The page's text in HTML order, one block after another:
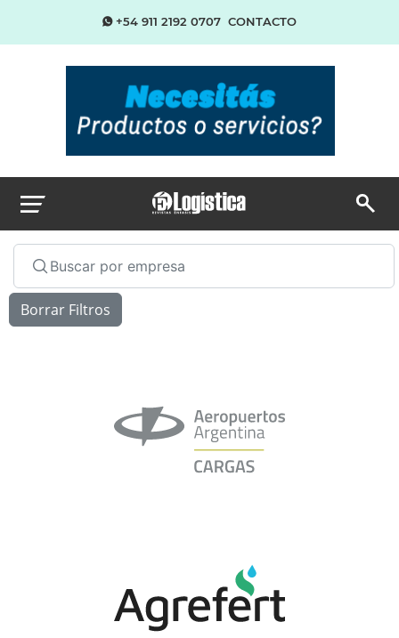
+54 911 2192 0707 CONTACTO